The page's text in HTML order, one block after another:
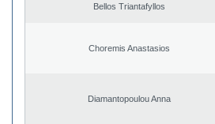
Bellos Triantafyllos
Choremis Anastasios
Diamantopoulou Anna